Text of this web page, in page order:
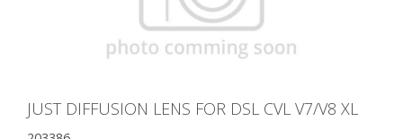
JUST DIFFUSION LENS FOR DSL CVL V7/V8 XL